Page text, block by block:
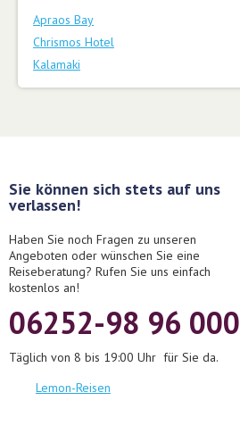
Apraos Bay
Chrismos Hotel
Kalamaki
Sie können sich stets auf uns
verlassen!
Haben Sie noch Fragen zu unseren
Angeboten oder wünschen Sie eine
Reiseberatung? Rufen Sie uns einfach
kostenlos an!
06252-98 96 000
Täglich von 8 bis 19:00 Uhr für Sie da.
Lemon-Reisen